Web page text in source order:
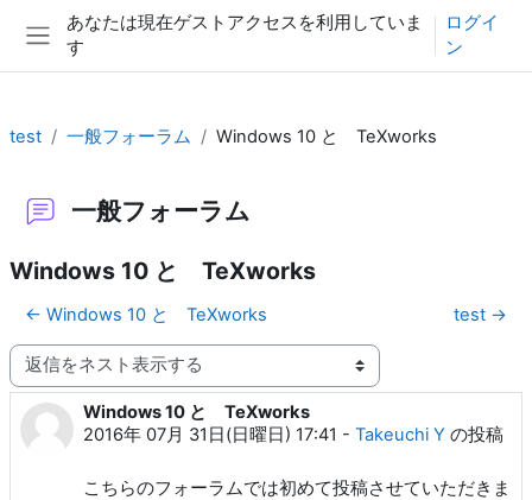
メインコンテンツへスキップする
サイドパネル
あなたは現在ゲストアクセスを利用していま
す
ログイ
ン
test 一般フォーラム Windows 10 と TeXworks
一般フォーラム
Windows 10 と TeXworks
← Windows 10 と TeXworks test →
表示モード
Windows 10 と TeXworks
2016年 07月 31日(日曜日) 17:41 - Takeuchi Y の投稿
返信数: 0
こちらのフォーラムでは初めて投稿させていただきま